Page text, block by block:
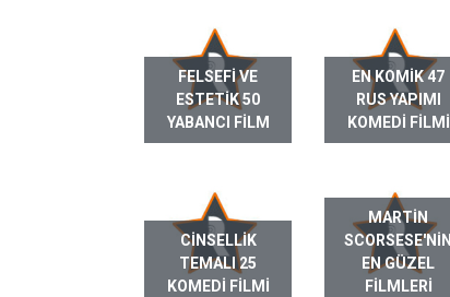
FELSEFI VE
ESTETIK 50
YABANCI FILM
EN KOMIK 47
RUS YAPIMI
KOMEDI FILMI
CINSELLIK
TEMALI 25
KOMEDI FILMI
MARTIN
SCORSESE'NIN
EN GÜZEL
FILMLERI